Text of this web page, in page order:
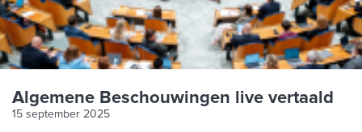
Algemene Beschouwingen live vertaald
15 september 2025